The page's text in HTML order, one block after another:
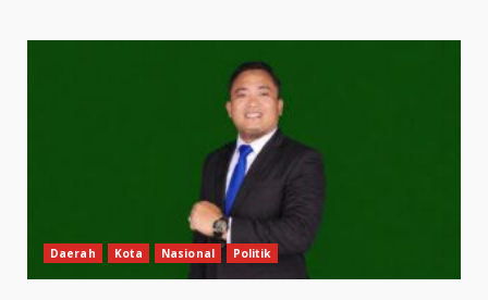
Daerah Kota Nasional Politik